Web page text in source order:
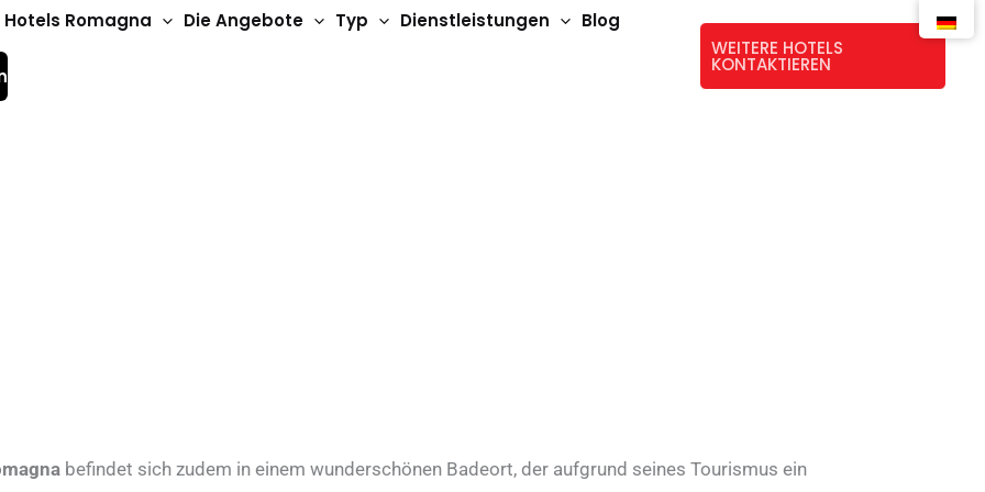
Hotels Romagna Die Angebote Typ Dienstleistungen Blog
WEITERE HOTELS
KONTAKTIEREN
befindet sich zudem in einem wunderschönen Badeort, der aufgrund seines Tourismus ein